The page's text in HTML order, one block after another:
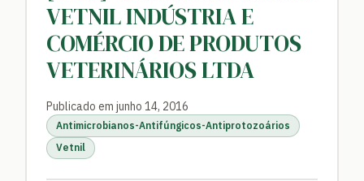
VETNIL INDÚSTRIA E
COMÉRCIO DE PRODUTOS
VETERINÁRIOS LTDA
Publicado em junho 14, 2016
Antimicrobianos-Antifúngicos-Antiprotozoários
Vetnil